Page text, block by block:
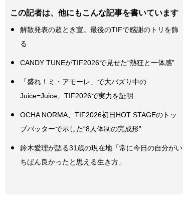
この記者は、他にもこんな記事を書いています
解散発表の超とき宣。最後のTIFで感謝のトリを飾
る
CANDY TUNEがTIF2026で見せた“熱狂と一体感”
「盛れ！ミ・アモーレ」で大バズり中の
Juice=Juice、TIF2026で実力を証明
OCHA NORMA、TIF2026初日HOT STAGEのトッ
プバッターで示した“8人体制の完成形”
鈴木愛理が語る31歳の現在地「常に今日の自分がい
ちばん良かったと思える生き方」